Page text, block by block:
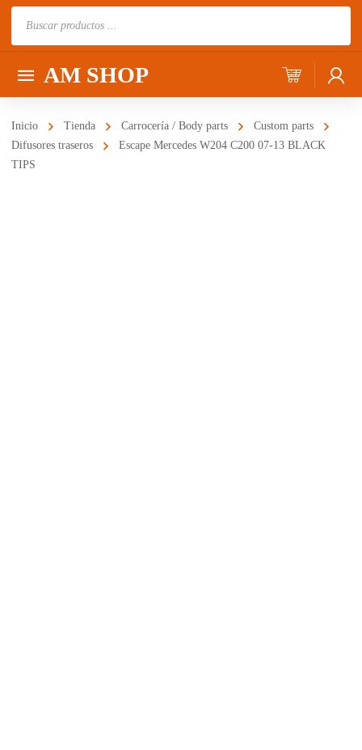
AM SHOP
Inicio Tienda Carrocería / Body parts
Custom parts
Difusores traseros
Escape Mercedes W204 C200 07-13 BLACK
TIPS